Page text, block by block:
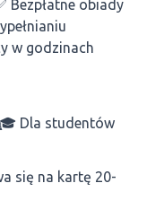
Bezpłatne obiady
w godzinach
Dla studentów
się na kartę 20-